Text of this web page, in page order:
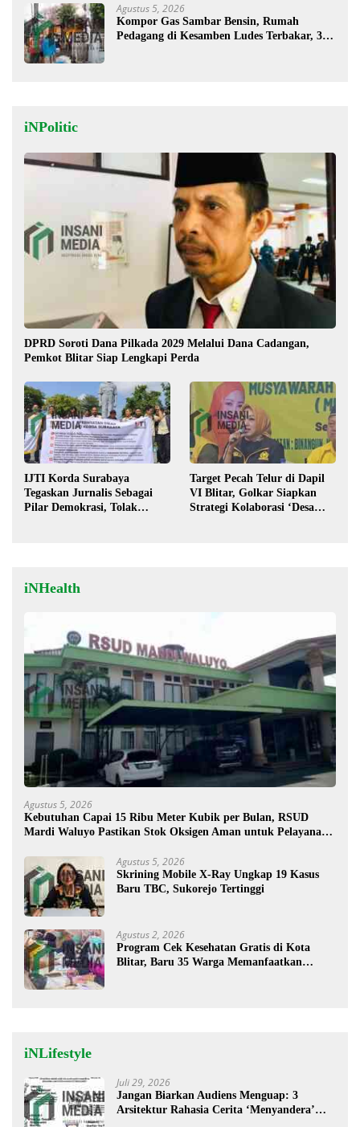
Agustus 5, 2026
Kompor Gas Sambar Bensin, Rumah
Pedagang di Kesamben Ludes Terbakar, 3
iNPolitic
DPRD Soroti Dana Pilkada 2029 Melalui Dana Cadangan,
Pemkot Blitar Siap Lengkapi Perda
IJTI Korda Surabaya
Tegaskan Jurnalis Sebagai
Pilar Demokrasi, Tolak
Target Pecah Telur di Dapil
VI Blitar, Golkar Siapkan
Strategi Kolaborasi ‘Desa
iNHealth
Agustus 5, 2026
Kebutuhan Capai 15 Ribu Meter Kubik per Bulan, RSUD
Mardi Waluyo Pastikan Stok Oksigen Aman untuk Pelayanan
Agustus 5, 2026
Skrining Mobile X-Ray Ungkap 19 Kasus
Baru TBC, Sukorejo Tertinggi
Agustus 2, 2026
Program Cek Kesehatan Gratis di Kota
Blitar, Baru 35 Warga Memanfaatkan
iNLifestyle
Juli 29, 2026
Jangan Biarkan Audiens Menguap: 3
Arsitektur Rahasia Cerita ‘Menyandera’